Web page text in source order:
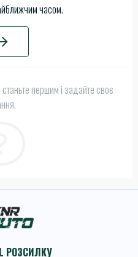
часом.
першим і задайте своє
РОЗСИЛКУ